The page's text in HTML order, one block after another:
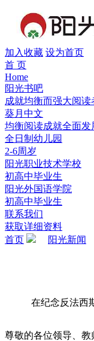
加入收藏 设为首页
首 页
Home
阳光书吧
成就均衡而强大阅读
葵月中文
均衡阅读成就全面发
全日制幼儿园
2-6周岁
阳光职业技术学校
初高中毕业生
阳光外国语学院
初高中毕业生
联系我们
获取详细资料
首页
阳光新闻
在纪念反法西斯胜
尊敬的各位领导、教